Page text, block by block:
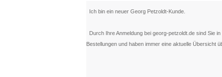
Ich bin ein neuer Georg Petzoldt-Kunde.
Durch Ihre Anmeldung bei georg-petzoldt.de sind Sie
Bestellungen und haben immer eine aktuelle Übersicht